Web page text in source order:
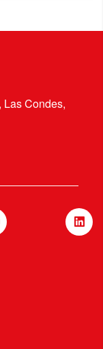
Condes,